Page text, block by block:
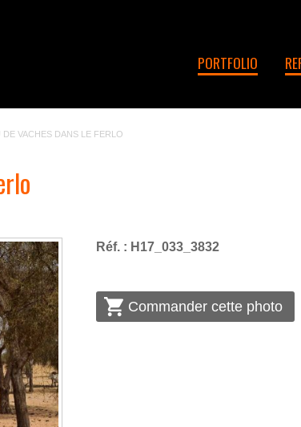
PORTFOLIO
VACHES DANS LE FERLO
Réf. : H17_033_3832
Commander cette photo